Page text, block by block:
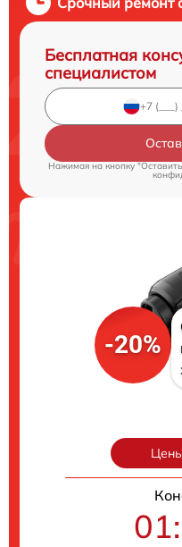
Бесплатная
специалистом
Нажимая на кнопку
-20%